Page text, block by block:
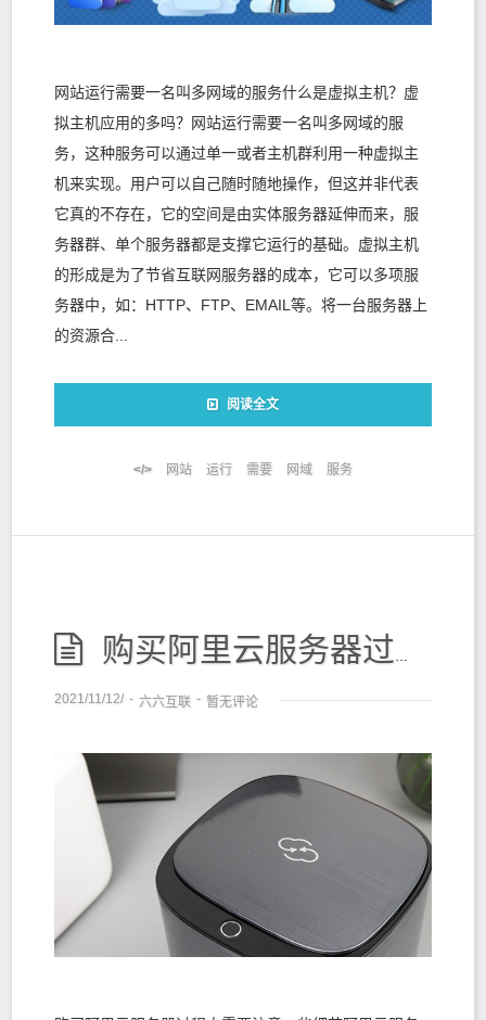
网站运行需要一名叫多网域的服务什么是虚拟主机？虚
拟主机应用的多吗？网站运行需要一名叫多网域的服
务，这种服务可以通过单一或者主机群利用一种虚拟主
机来实现。用户可以自己随时随地操作，但这并非代表
它真的不存在，它的空间是由实体服务器延伸而来，服
务器群、单个服务器都是支撑它运行的基础。虚拟主机
的形成是为了节省互联网服务器的成本，它可以多项服
务器中，如：HTTP、FTP、EMAIL等。将一台服务器上
的资源合...
阅读全文
网站 运行 需要 网域 服务
购买阿里云服务器过程中需要注意一些细节
2021/11/12/ - 六六互联 - 暂无评论